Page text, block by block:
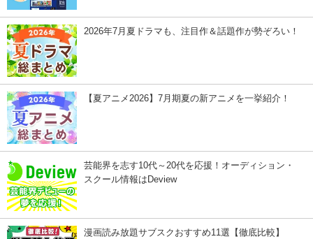
2026年7月夏ドラマも、注目作＆話題作が勢ぞろい！
【夏アニメ2026】7月期夏の新アニメを一挙紹介！
芸能界を志す10代～20代を応援！オーディション・
スクール情報はDeview
漫画読み放題サブスクおすすめ11選【徹底比較】